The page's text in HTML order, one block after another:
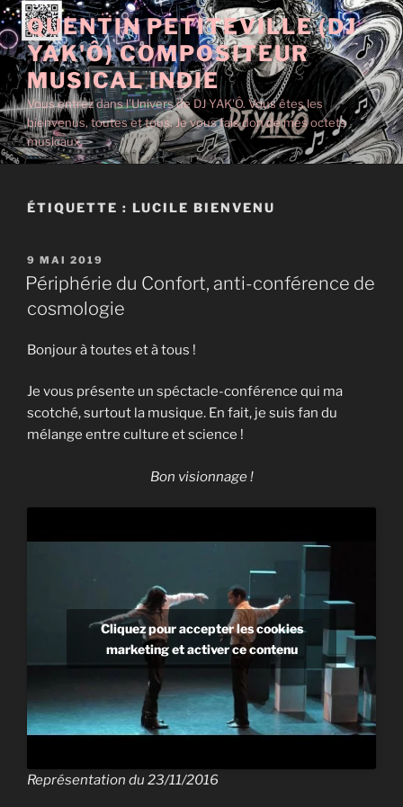
Aller
au
contenu
principal
QUENTIN PETITEVILLE (DJ
YAK'Ô) COMPOSITEUR
MUSICAL INDIE
Vous entrez dans l'Univers de DJ YAK'Ô. Vous êtes les
bienvenus, toutes et tous. Je vous fais don de mes octets
musicaux.
ÉTIQUETTE : LUCILE BIENVENU
PUBLIÉ
LE
9 MAI 2019
Périphérie du Confort, anti-conférence de
cosmologie
Bonjour à toutes et à tous !
Je vous présente un spéctacle-conférence qui ma
scotché, surtout la musique. En fait, je suis fan du
mélange entre culture et science !
Bon visionnage !
Cliquez pour accepter les cookies
marketing et activer ce contenu
Représentation du 23/11/2016